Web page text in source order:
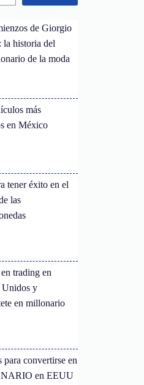
de Giorgio
la historia del
de la moda
más
en México
tener éxito en el
las
trading en
Unidos y
en millonario
para convertirse en
en EEUU